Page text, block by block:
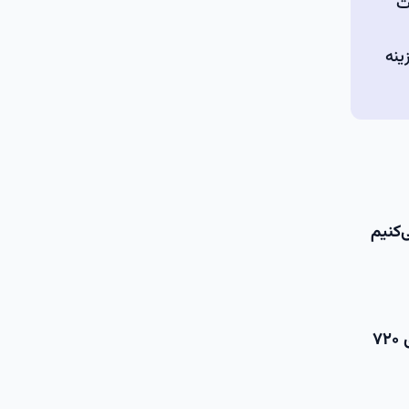
بیایید واقع‌بین باشیم؛ اگر شما یک سرور برای تست پروژه یا استفاده در ساعات اداری نیاز دارید، پرداخت هزینه برای ۷۲۰